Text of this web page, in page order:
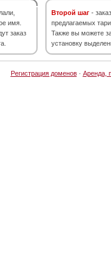
имя.
заказ
Второй шаг -
предлагаемых
Также вы можете
установку
Регистрация доменов· Аренда,